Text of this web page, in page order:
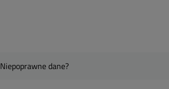
Niepoprawne dane?